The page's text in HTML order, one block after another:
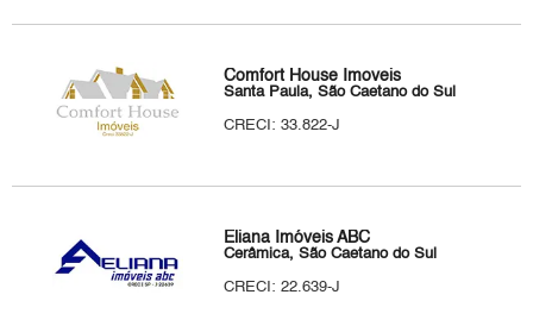
Comfort House Imoveis
Santa Paula, São Caetano do Sul
CRECI: 33.822-J
Eliana Imóveis ABC
Cerâmica, São Caetano do Sul
CRECI: 22.639-J